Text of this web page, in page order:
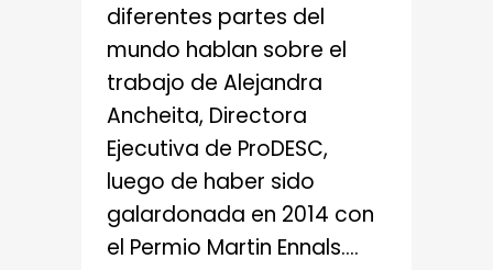
diferentes partes del
mundo hablan sobre el
trabajo de Alejandra
Ancheita, Directora
Ejecutiva de ProDESC,
luego de haber sido
galardonada en 2014 con
el Permio Martin Ennals....